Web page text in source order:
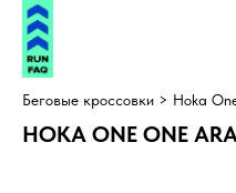
Беговые кроссовки > Hoka
HOKA ONE ONE